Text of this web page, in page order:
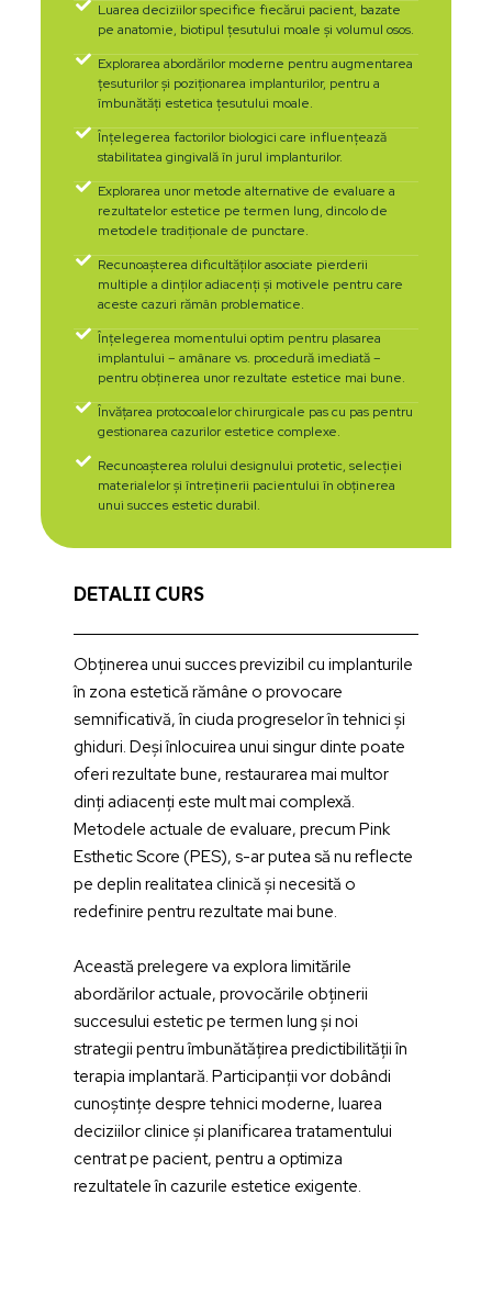
Luarea deciziilor specifice fiecărui pacient, bazate
pe anatomie, biotipul țesutului moale și volumul osos.
Explorarea abordărilor moderne pentru augmentarea
țesuturilor și poziționarea implanturilor, pentru a
îmbunătăți estetica țesutului moale.
Înțelegerea factorilor biologici care influențează
stabilitatea gingivală în jurul implanturilor.
Explorarea unor metode alternative de evaluare a
rezultatelor estetice pe termen lung, dincolo de
metodele tradiționale de punctare.
Recunoașterea dificultăților asociate pierderii
multiple a dinților adiacenți și motivele pentru care
aceste cazuri rămân problematice.
Înțelegerea momentului optim pentru plasarea
implantului – amânare vs. procedură imediată –
pentru obținerea unor rezultate estetice mai bune.
Învățarea protocoalelor chirurgicale pas cu pas pentru
gestionarea cazurilor estetice complexe.
Recunoașterea rolului designului protetic, selecției
materialelor și întreținerii pacientului în obținerea
unui succes estetic durabil.
DETALII CURS
Obținerea unui succes previzibil cu implanturile
în zona estetică rămâne o provocare
semnificativă, în ciuda progreselor în tehnici și
ghiduri. Deși înlocuirea unui singur dinte poate
oferi rezultate bune, restaurarea mai multor
dinți adiacenți este mult mai complexă.
Metodele actuale de evaluare, precum Pink
Esthetic Score (PES), s-ar putea să nu reflecte
pe deplin realitatea clinică și necesită o
redefinire pentru rezultate mai bune.
Această prelegere va explora limitările
abordărilor actuale, provocările obținerii
succesului estetic pe termen lung și noi
strategii pentru îmbunătățirea predictibilității în
terapia implantară. Participanții vor dobândi
cunoștințe despre tehnici moderne, luarea
deciziilor clinice și planificarea tratamentului
centrat pe pacient, pentru a optimiza
rezultatele în cazurile estetice exigente.